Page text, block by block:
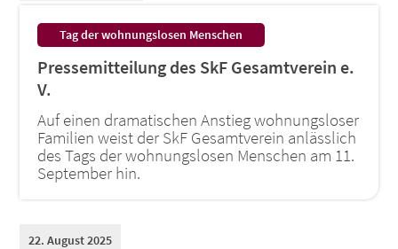
Tag der wohnungslosen Menschen:
Pressemitteilung des SkF Gesamtverein e.
V.
Auf einen dramatischen Anstieg wohnungsloser
Familien weist der SkF Gesamtverein anlässlich
des Tags der wohnungslosen Menschen am 11.
September hin.
22. August 2025